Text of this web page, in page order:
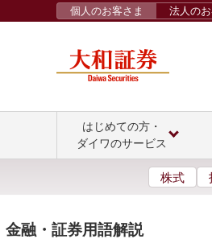
個人のお客さま 法人の
はじめての方・
ダイワのサービス
株式
金融・証券用語解説